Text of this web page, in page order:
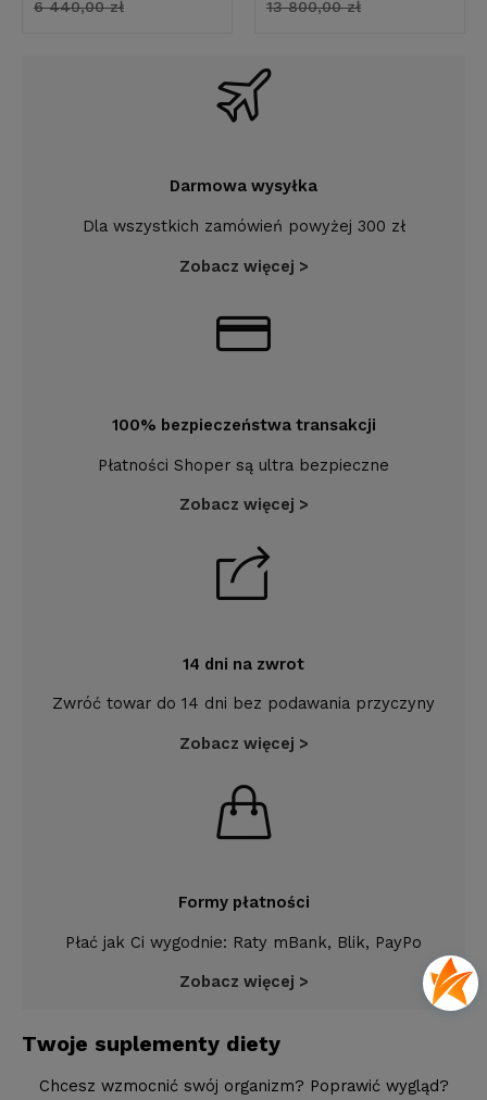
6 440,00 zł 13 800,00 zł
Darmowa wysyłka
Dla wszystkich zamówień powyżej 300 zł
Zobacz więcej >
100% bezpieczeństwa transakcji
Płatności Shoper są ultra bezpieczne
Zobacz więcej >
14 dni na zwrot
Zwróć towar do 14 dni bez podawania przyczyny
Zobacz więcej >
Formy płatności
Płać jak Ci wygodnie: Raty mBank, Blik, PayPo
Zobacz więcej >
Twoje suplementy diety
Chcesz wzmocnić swój organizm? Poprawić wygląd?